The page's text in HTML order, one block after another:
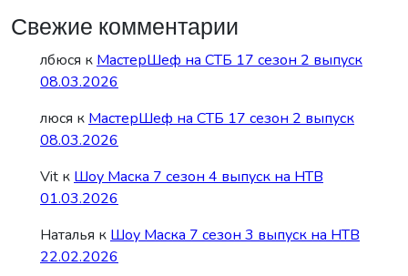
Свежие комментарии
лбюся к МастерШеф на СТБ 17 сезон 2 выпуск
08.03.2026
люся к МастерШеф на СТБ 17 сезон 2 выпуск
08.03.2026
Vit к Шоу Маска 7 сезон 4 выпуск на НТВ
01.03.2026
Наталья к Шоу Маска 7 сезон 3 выпуск на НТВ
22.02.2026